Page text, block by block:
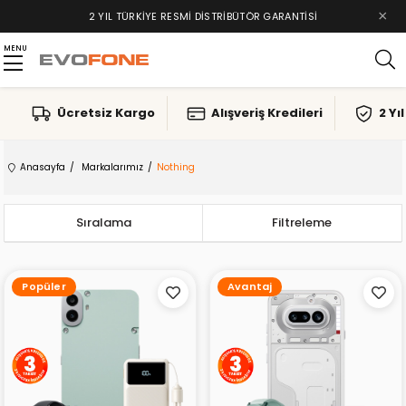
2 YIL TÜRKIYE RESMI DISTRIBÜTÖR GARANTISI
TAKSIT İMKANLARI, ALIŞVERIŞ KREDILERI ×
MENU
Ücretsiz Kargo Alışveriş Kredileri 2
Anasayfa Markalarımız Nothing
Filtreleme
Sıralama
Popüler Avantaj